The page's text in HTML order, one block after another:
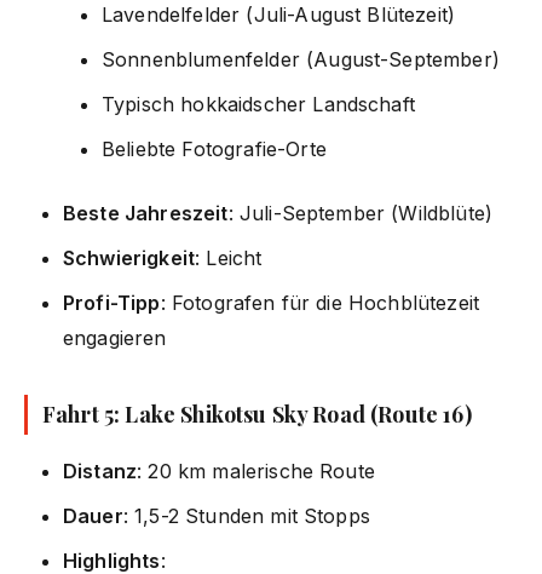
Lavendelfelder (Juli-August Blütezeit)
Sonnenblumenfelder (August-September)
Typisch hokkaidscher Landschaft
Beliebte Fotografie-Orte
Beste Jahreszeit: Juli-September (Wildblüte)
Schwierigkeit: Leicht
Profi-Tipp: Fotografen für die Hochblütezeit
engagieren
Fahrt 5: Lake Shikotsu Sky Road (Route 16)
Distanz: 20 km malerische Route
Dauer: 1,5-2 Stunden mit Stopps
Highlights: